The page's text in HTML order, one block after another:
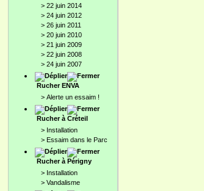
> 22 juin 2014
> 24 juin 2012
> 26 juin 2011
> 20 juin 2010
> 21 juin 2009
> 22 juin 2008
> 24 juin 2007
Rucher ENVA
> Alerte un essaim !
Rucher à Créteil
> Installation
> Essaim dans le Parc
Rucher à Périgny
> Installation
> Vandalisme